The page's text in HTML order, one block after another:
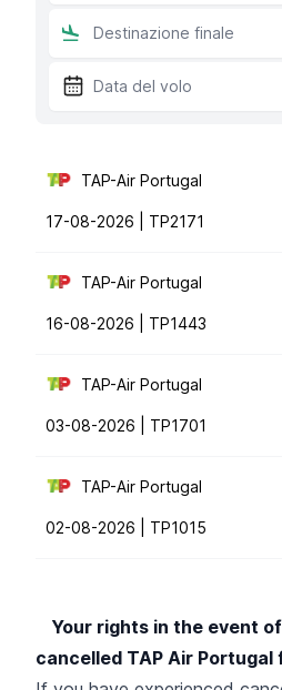
TAP-Air Portugal
17-08-2026 | TP2171
TAP-Air Portugal
16-08-2026 | TP1443
TAP-Air Portugal
03-08-2026 | TP1701
TAP-Air Portugal
02-08-2026 | TP1015
Your rights in the event
cancelled TAP Air Portugal